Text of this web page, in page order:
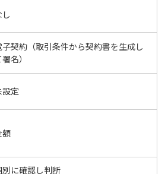
し
子契約（取引条件から契約書を生成し
名）
設定
額
別に確認し判断